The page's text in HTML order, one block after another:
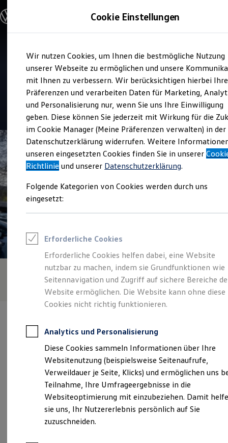
Hauptinhalt
springen
Footer
springen
Modelle und Konfigurator
Modelle vergleichen
Elektroautos
ENERGY Sondermodelle
Nutzfahrzeuge
SUV und CUV
Familienautos
Kombis
Kompaktwagen
Sportwagen
Schnell verfügbare Fahrzeuge
Angebote und Produkte
Aktuelle Angebote
E-Auto-Förderung
Volkswagen Marktplatz
Junge Gebrauchtwagen und Gebrauchtwagen
Volkswagen Zertifizierte Gebrauchtwagen
Zubehör- und Serviceangebote
Leasing
Leasing-Angebote
Gebrauchtwagen Leasing
Junge Gebrauchtwagen-Leasing
Elektroauto Leasing
Kleinwagen-Leasing
Leasing ohne Anzahlung
Finanzierung
Kfz-Versicherung
Restschuldversicherungen
Garantien
Wartungsverträge
Geschäftskunden
Professional Class bei Volkswagen
Großkunden
Behörden
Direktkunden
Sonderfahrzeuge
Anpfiff zum Gewinn
Verkauf und Service
Autohaus Walter Schneider
Siegen
4.8|729 Bewertungen
Schneider GmbH & Co. KG ( Impressum & Rechtliches)
Cookie Einstellungen
Wir nutzen Cookies, um Ihnen die bestmögliche Nutzung
unserer Webseite zu ermöglichen und unsere
mit Ihnen zu verbessern. Wir berücksichtigen hierbei Ihre
Präferenzen und verarbeiten Daten für Marketing,
und Personalisierung nur, wenn Sie uns Ihre Einwilligung
geben. Diese können Sie jederzeit mit Wirkung für die
im Cookie Manager (Meine Präferenzen verwalten) in der
Datenschutzerklärung widerrufen. Weitere
unseren eingesetzten Cookies finden Sie in unserer
Richtlinie und unserer Datenschutzerklärung.
Folgende Kategorien von Cookies werden durch uns
eingesetzt:
Erforderliche Cookies
Erforderliche Cookies helfen dabei, eine Website
nutzbar zu machen, indem sie Grundfunktionen wie
Seitennavigation und Zugriff auf sichere Bereiche
Website ermöglichen. Die Website kann ohne diese
Cookies nicht richtig funktionieren.
Analytics und Personalisierung
Diese Cookies sammeln Informationen über Ihre
Websitenutzung (beispielsweise Seitenaufrufe,
Verweildauer je Seite, Klicks) und ermöglichen uns
Teilnahme, Ihre Umfrageergebnisse in die
Websiteoptimierung mit einzubeziehen. Damit
sie uns, Ihr Nutzererlebnis persönlich auf Sie
zuzuschneiden.